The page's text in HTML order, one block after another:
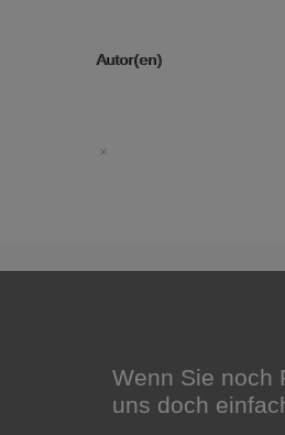
Autor(en)
Wenn Sie noch
uns doch